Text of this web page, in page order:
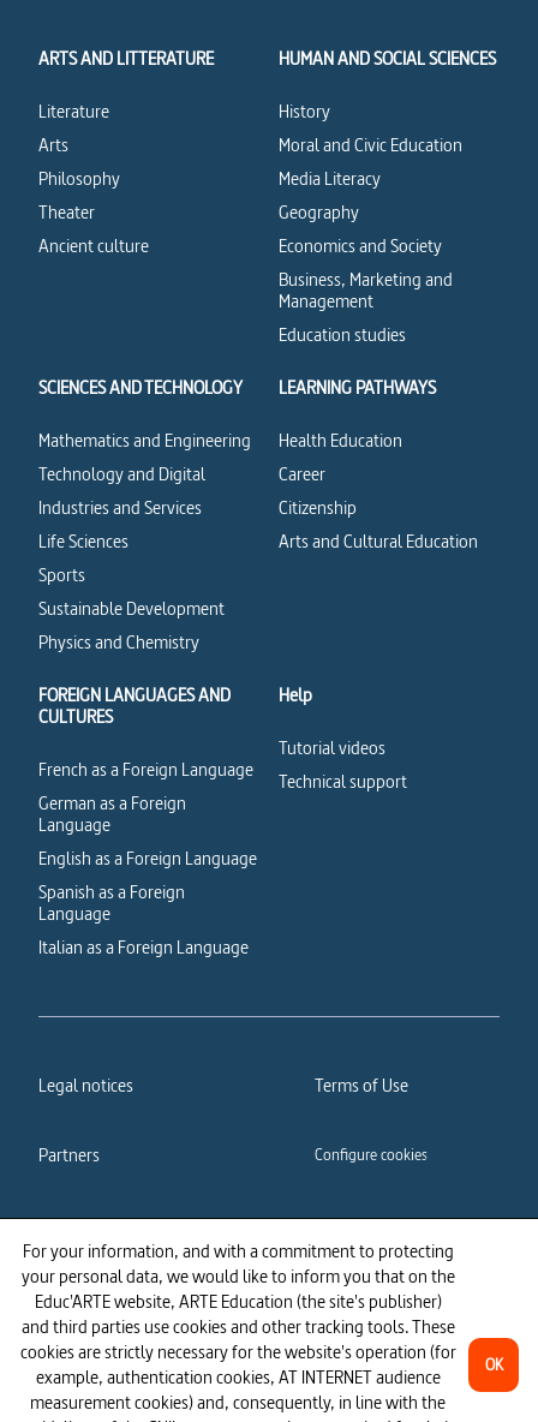
For your information, and with a commitment to protecting
your personal data, we would like to inform you that on the
Educ'ARTE website, ARTE Education (the site's publisher)
and third parties use cookies and other tracking tools. These
cookies are strictly necessary for the website's operation (for
example, authentication cookies, AT INTERNET audience
measurement cookies) and, consequently, in line with the
OK
ARTS AND LITTERATURE
Literature
Arts
Philosophy
Theater
Ancient culture
HUMAN AND SOCIAL SCIENCES
History
Moral and Civic Education
Media Literacy
Geography
Economics and Society
Business, Marketing and
Management
Education studies
SCIENCES AND TECHNOLOGY
Mathematics and Engineering
Technology and Digital
Industries and Services
Life Sciences
Sports
Sustainable Development
Physics and Chemistry
LEARNING PATHWAYS
Health Education
Career
Citizenship
Arts and Cultural Education
FOREIGN LANGUAGES AND
CULTURES
French as a Foreign Language
German as a Foreign
Language
English as a Foreign Language
Spanish as a Foreign
Language
Italian as a Foreign Language
Help
Tutorial videos
Technical support
Legal notices Terms of Use
Partners Configure cookies
Cookies policy Privacy policy
Accessibility: partially
compliant